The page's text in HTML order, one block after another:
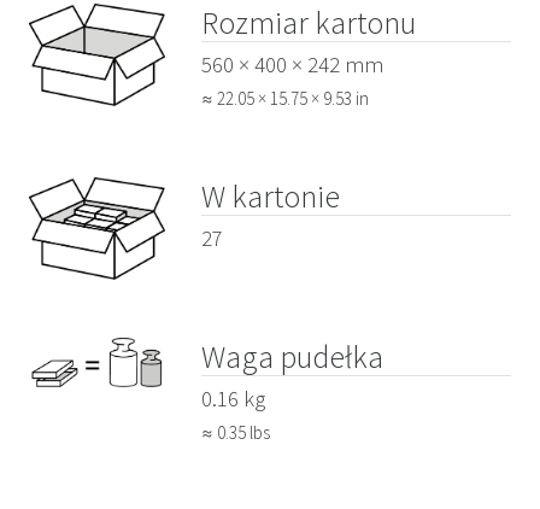
Rozmiar kartonu
560 × 400 × 242 mm
≈ 22.05 × 15.75 × 9.53 in
W kartonie
27
Waga pudełka
0.16 kg
≈ 0.35 lbs